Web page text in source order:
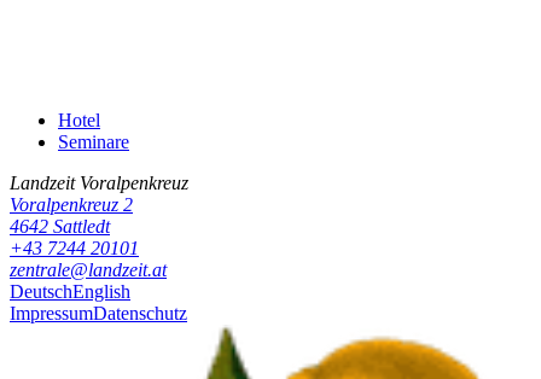
Hotel
Seminare
Landzeit Voralpenkreuz
Voralpenkreuz 2
4642 Sattledt
+43 7244 20101
zentrale@landzeit.at
DeutschEnglish
ImpressumDatenschutz